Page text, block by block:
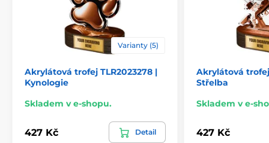
Varianty (5)
Akrylátová trofej TLR2023278 |
Kynologie
Skladem v e-shopu.
427 Kč Detail
Akrylátová trofej
Střelba
Skladem v e-
427 Kč